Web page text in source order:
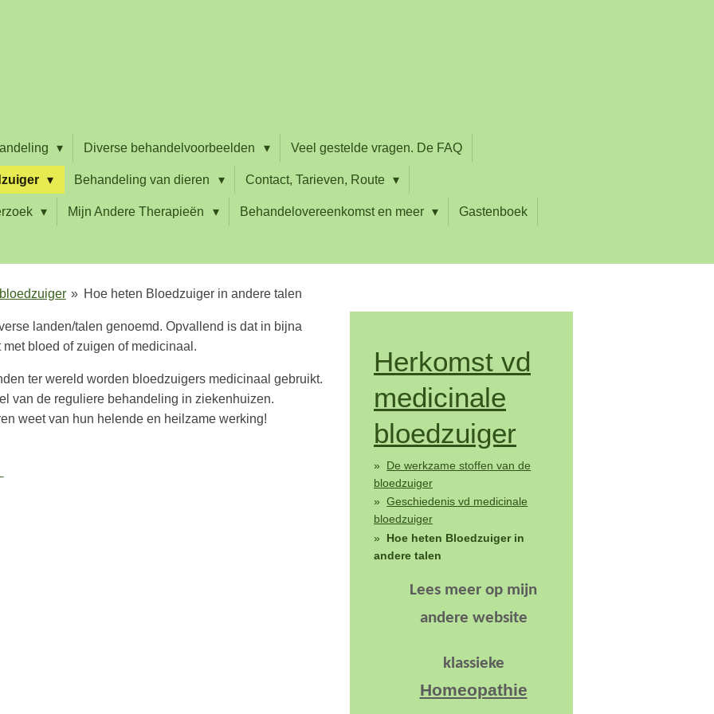
Diverse behandelvoorbeelden Veel gestelde vragen. De FAQ
Behandeling van dieren Contact, Tarieven, Route
Mijn Andere Therapieën Behandelovereenkomst en meer Gastenboek
» Hoe heten Bloedzuiger in andere talen
landen/talen genoemd. Opvallend is dat in bijna
bloed of zuigen of medicinaal.
ter wereld worden bloedzuigers medicinaal gebruikt.
van de reguliere behandeling in ziekenhuizen.
weet van hun helende en heilzame werking!
Herkomst vd
medicinale
bloedzuiger
De werkzame stoffen van de
bloedzuiger
Geschiedenis vd medicinale
bloedzuiger
Hoe heten Bloedzuiger in
andere talen
Lees meer op mijn
andere website
klassieke
Homeopathie